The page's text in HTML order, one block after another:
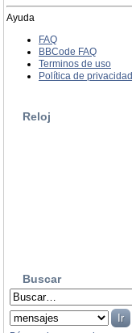
Ayuda
FAQ
BBCode FAQ
Terminos de uso
Política de privacidad
Reloj
Buscar